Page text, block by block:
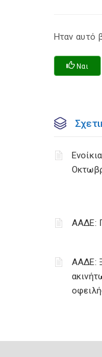
Ηταν αυτό
Ναι
ΑΑΔΕ:
ΑΑΔΕ: